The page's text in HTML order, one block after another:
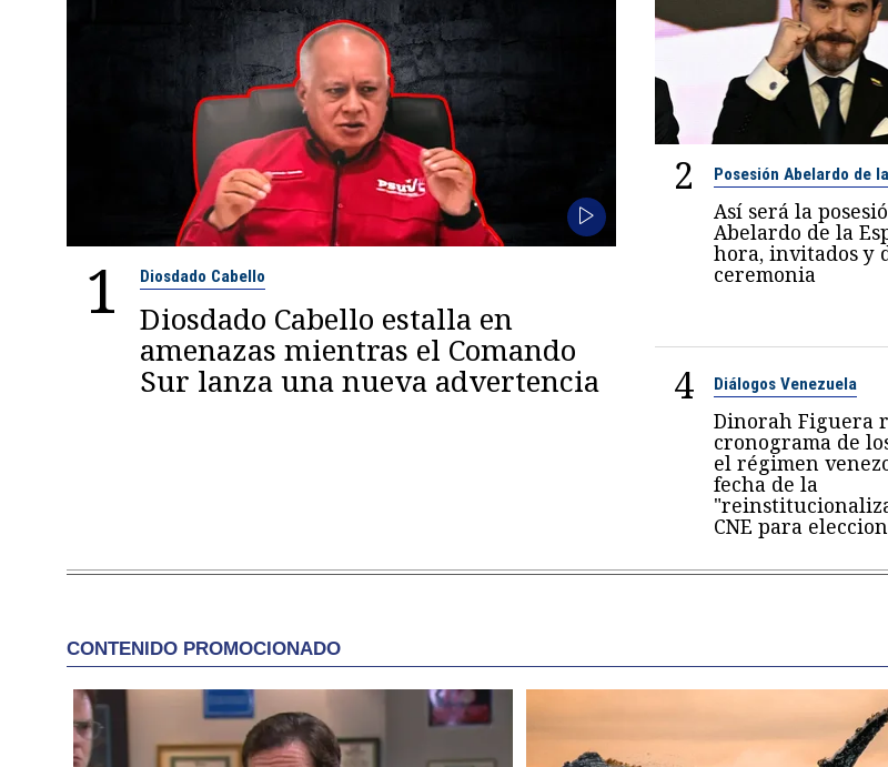
1 Diosdado Cabello
Diosdado Cabello estalla en
amenazas mientras el Comando
Sur lanza una nueva advertencia
2 Posesión Abelardo de
Así será la
Abelardo de la
hora, invitados y
ceremonia
4 Diálogos Venezuela
Dinorah Figuera
cronograma de
el régimen
fecha de la
CNE para